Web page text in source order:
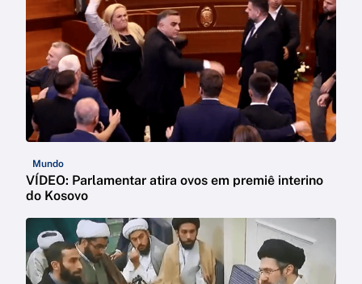
Mundo
VÍDEO: Parlamentar atira ovos em premiê interino
do Kosovo